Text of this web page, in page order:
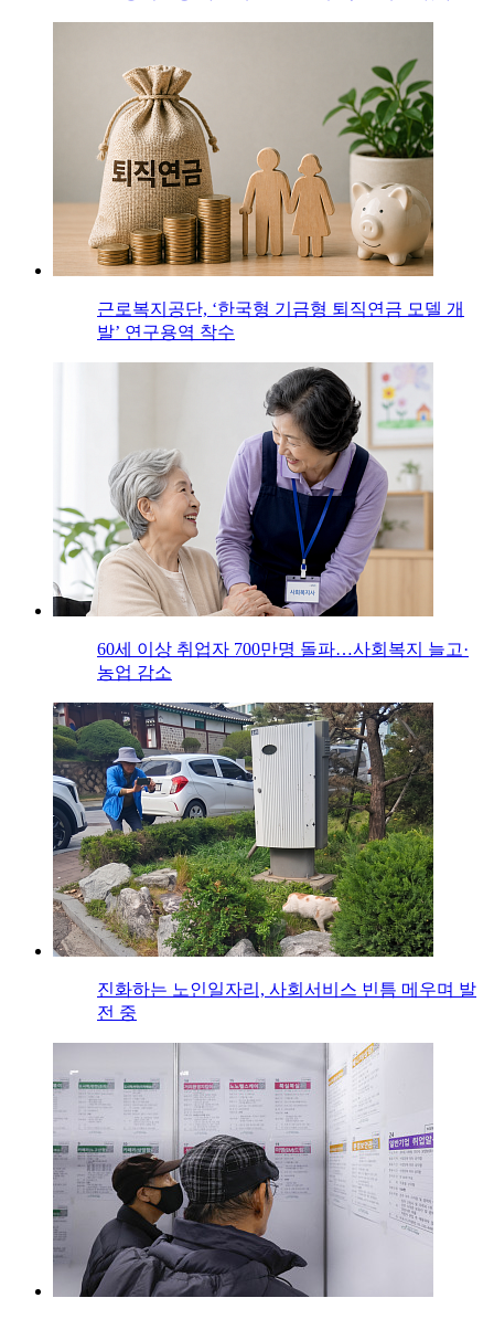
근로복지공단, ‘한국형 기금형 퇴직연금 모델 개
발’ 연구용역 착수
60세 이상 취업자 700만명 돌파…사회복지 늘고·
농업 감소
진화하는 노인일자리, 사회서비스 빈틈 메우며 발
전 중